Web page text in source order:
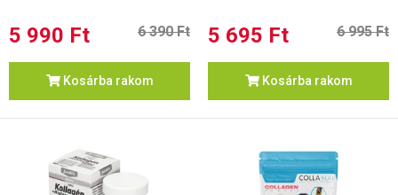
5 990 Ft 6 390 Ft
Kosárba rakom
5 695 Ft 6 995 Ft
Kosárba rakom